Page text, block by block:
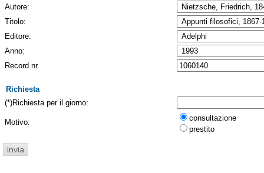
Autore:
Titolo:
Editore:
Anno:
Record nr.
Richiesta
(*)Richiesta per il giorno:
Motivo:
consultazione
prestito